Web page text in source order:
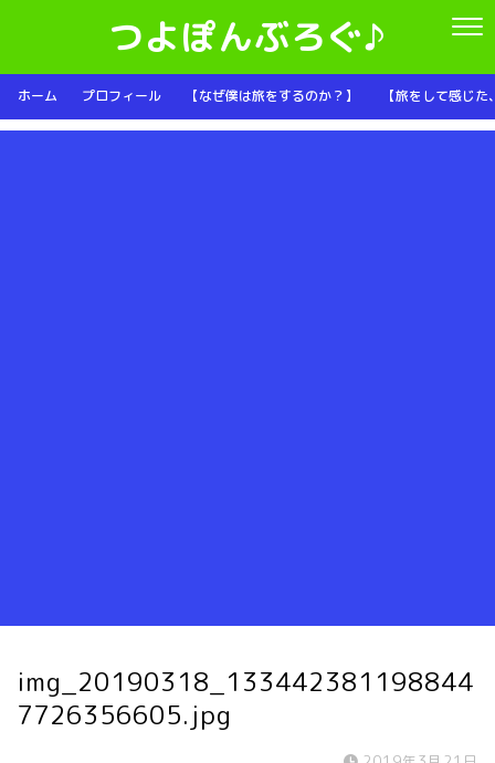
つよぽんぶろぐ♪
ホーム プロフィール 【なぜ僕は旅をするのか？】 【旅をして感じ
img_20190318_133442381198844
7726356605.jpg